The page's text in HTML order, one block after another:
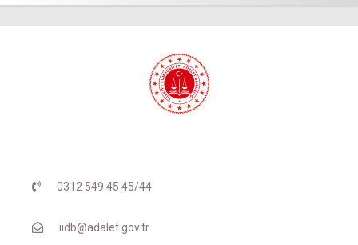
0312 549 45 45/44
iidb@adalet.gov.tr